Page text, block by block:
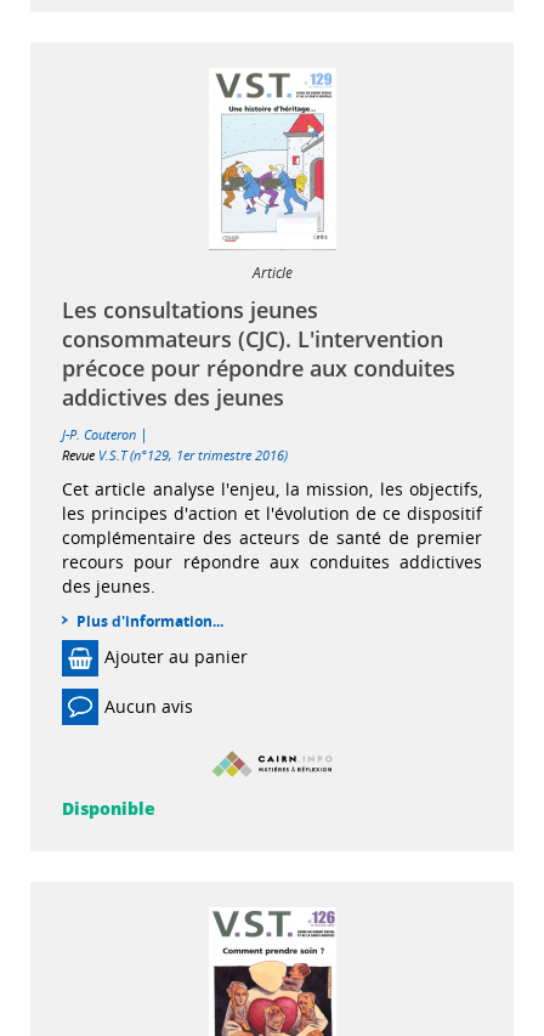
Article
Les consultations jeunes
consommateurs (CJC). L'intervention
précoce pour répondre aux conduites
addictives des jeunes
J-P. Couteron |
Revue V.S.T (n°129, 1er trimestre 2016)
Cet article analyse l'enjeu, la mission, les objectifs,
les principes d'action et l'évolution de ce dispositif
complémentaire des acteurs de santé de premier
recours pour répondre aux conduites addictives
des jeunes.
Plus d'information...
Ajouter au panier
Aucun avis
Disponible